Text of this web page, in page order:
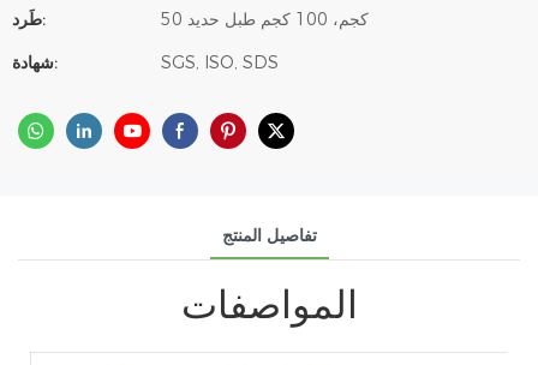
طَرد:
50 كجم، 100 كجم طبل حديد
شهادة:
SGS, ISO, SDS
تفاصيل المنتج
المواصفات